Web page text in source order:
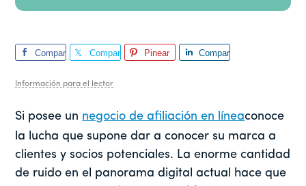
Compar
Compar
Pinear
Compar
Información para el lector
Si posee un negocio de afiliación en líneaconoce
la lucha que supone dar a conocer su marca a
clientes y socios potenciales. La enorme cantidad
de ruido en el panorama digital actual hace que